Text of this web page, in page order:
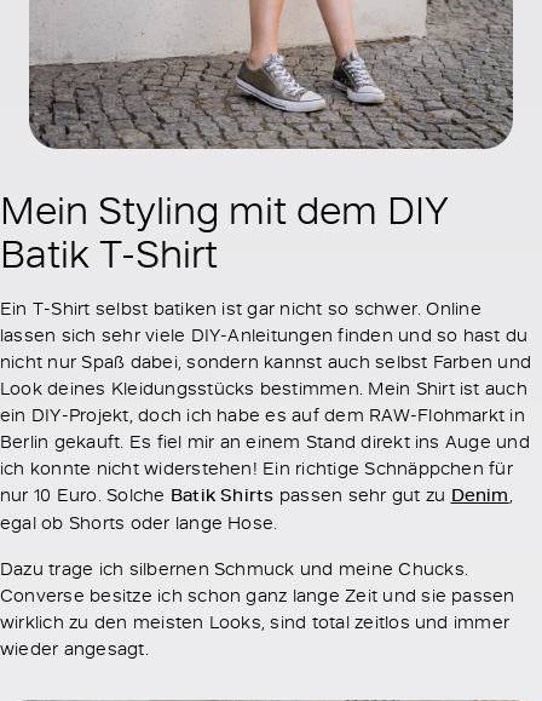
Mein Styling mit dem DIY
Batik T-Shirt
Ein T-Shirt selbst batiken ist gar nicht so schwer. Online
lassen sich sehr viele DIY-Anleitungen finden und so hast du
nicht nur Spaß dabei, sondern kannst auch selbst Farben und
Look deines Kleidungsstücks bestimmen. Mein Shirt ist auch
ein DIY-Projekt, doch ich habe es auf dem RAW-Flohmarkt in
Berlin gekauft. Es fiel mir an einem Stand direkt ins Auge und
ich konnte nicht widerstehen! Ein richtige Schnäppchen für
nur 10 Euro. Solche Batik Shirts passen sehr gut zu Denim
egal ob Shorts oder lange Hose.
Dazu trage ich silbernen Schmuck und meine Chucks.
Converse besitze ich schon ganz lange Zeit und sie passen
wirklich zu den meisten Looks, sind total zeitlos und immer
wieder angesagt.